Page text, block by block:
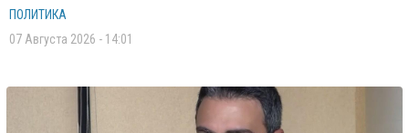
ПОЛИТИКА
07 Августа 2026 - 14:01